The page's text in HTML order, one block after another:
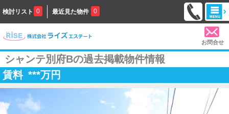
検討リスト 0 最近見た物件 0
お問合せ
シャンテ別府Bの過去掲載物件情報
賃料 ***万円